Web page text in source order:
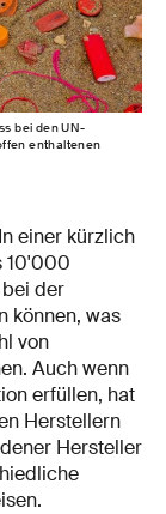
bei den UN-
enthaltenen
einer kürzlich
10'000
der
können, was
von
Auch wenn
erfüllen, hat
Herstellern
Hersteller